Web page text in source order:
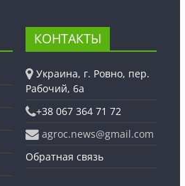
КОНТАКТЫ
Украина, г. Ровно, пер.
Рабочий, 6а
+38 067 364 71 72
agroc.news@gmail.com
Обратная связь